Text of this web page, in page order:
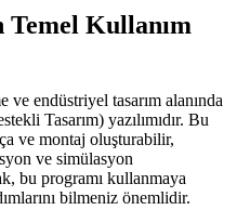
Temel Kullanım
ve endüstriyel tasarım alanında
Tasarım) yazılımıdır. Bu
ve montaj oluşturabilir,
ve simülasyon
bu programı kullanmaya
bilmeniz önemlidir.